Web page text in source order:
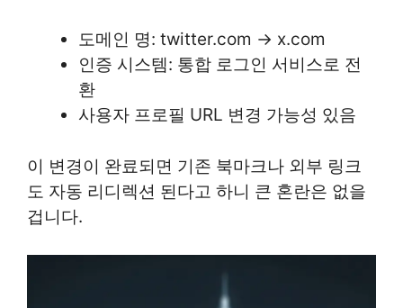
도메인 명: twitter.com → x.com
인증 시스템: 통합 로그인 서비스로 전
환
사용자 프로필 URL 변경 가능성 있음
이 변경이 완료되면 기존 북마크나 외부 링크
도 자동 리디렉션 된다고 하니 큰 혼란은 없을
겁니다.